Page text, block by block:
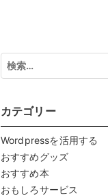
検
索:
カテゴリー
Wordpressを活用する
おすすめグッズ
おすすめ本
おもしろサービス